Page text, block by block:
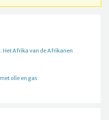
Het Afrika van de Afrikanen
olie en gas